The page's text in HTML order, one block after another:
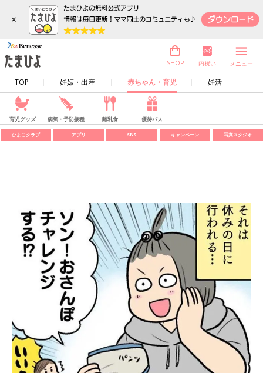
×
TOP 妊娠・出産 赤ちゃん・育児 妊活
SHOP 内祝い メニュー
育児グッズ 病気・予防接種 離乳食 優待パス
ひよこクラブ アプリ SNS キャンペーン 写真スタジオ